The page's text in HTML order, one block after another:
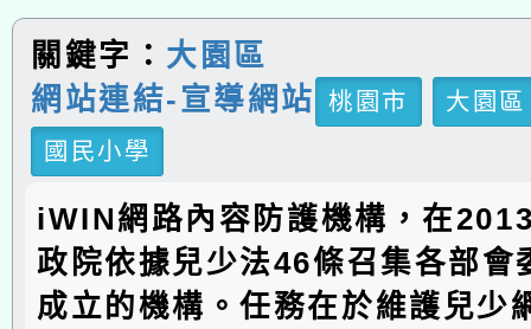
關鍵字： 大園區
網站連結-宣導網站
桃園市
大園區
國民小學
iWIN網路內容防護機構，在
政院依據兒少法46條召集各部會
成立的機構。任務在於維護兒少